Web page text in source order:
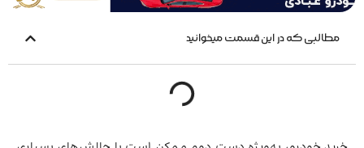
مطالبی که در این قسمت میخوانید